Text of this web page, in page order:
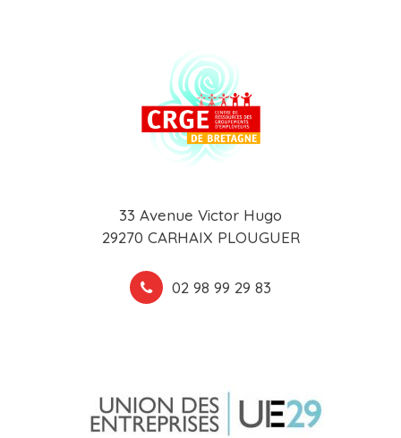
33 Avenue Victor Hugo
29270 CARHAIX PLOUGUER
02 98 99 29 83